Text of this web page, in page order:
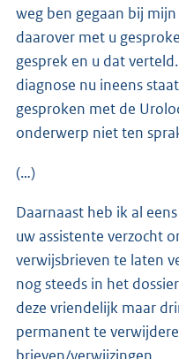
weg ben gegaan bij
daarover met u
gesprek en u dat
diagnose nu ineens
gesproken met de
onderwerp niet ten
(…)
Daarnaast heb ik al
uw assistente verzocht
verwijsbrieven te laten
nog steeds in het
deze vriendelijk maar
permanent te